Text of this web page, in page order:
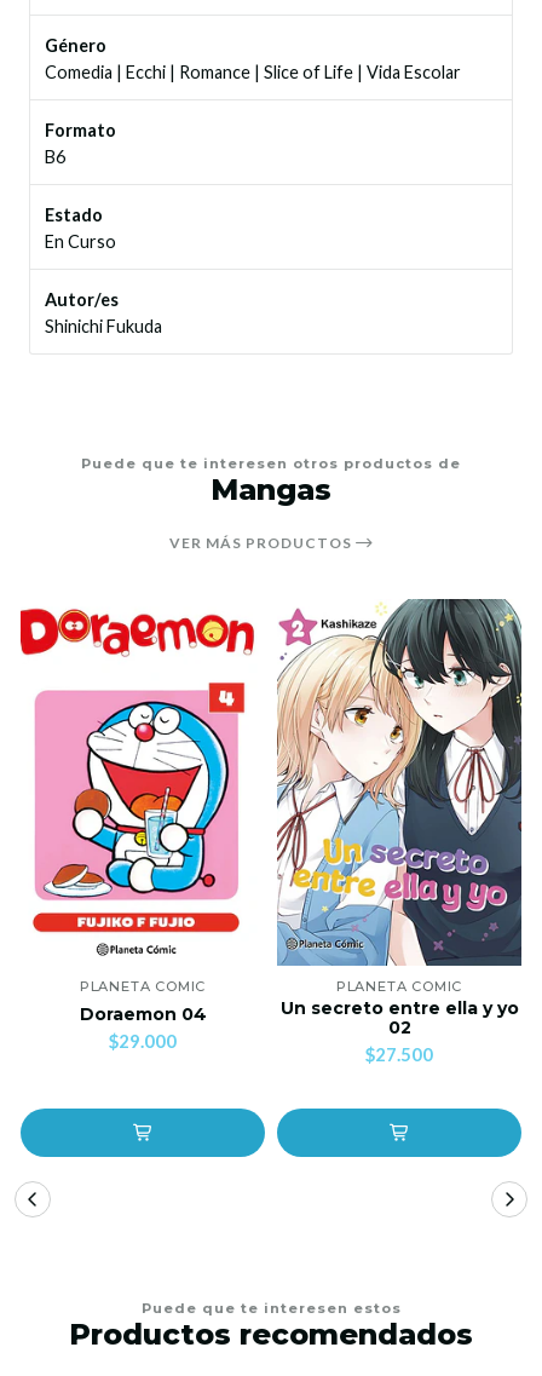
Género
Comedia | Ecchi | Romance | Slice of Life | Vida Escolar
Formato
B6
Estado
En Curso
Autor/es
Shinichi Fukuda
Puede que te interesen otros productos de
Mangas
VER MÁS PRODUCTOS
PLANETA COMIC
Doraemon 04
$29.000
PLANETA COMIC
Un secreto entre ella y yo
02
$27.500
Puede que te interesen estos
Productos recomendados